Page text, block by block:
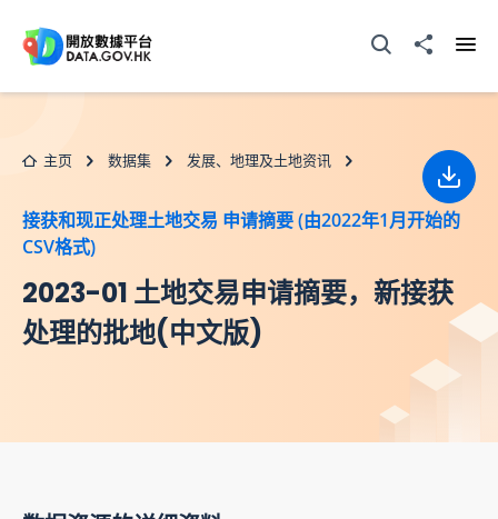
打开搜寻器分享至
主页 数据集 发展、地理及土地资讯
接获和现正处理土地交易 申请摘要 (由2022年1月开始的
CSV格式)
2023-01 土地交易申请摘要，新接获
处理的批地(中文版)
下载